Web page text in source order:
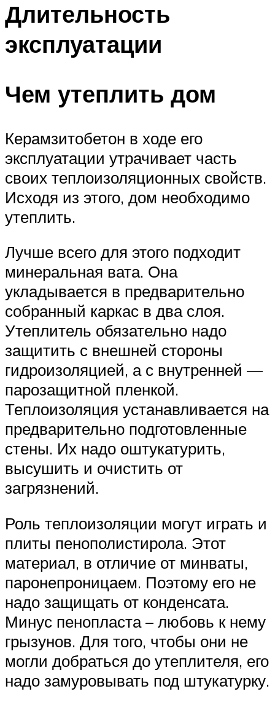
Длительность
эксплуатации
Чем утеплить дом
Керамзитобетон в ходе его
эксплуатации утрачивает часть
своих теплоизоляционных свойств.
Исходя из этого, дом необходимо
утеплить.
Лучше всего для этого подходит
минеральная вата. Она
укладывается в предварительно
собранный каркас в два слоя.
Утеплитель обязательно надо
защитить с внешней стороны
гидроизоляцией, а с внутренней —
парозащитной пленкой.
Теплоизоляция устанавливается на
предварительно подготовленные
стены. Их надо оштукатурить,
высушить и очистить от
загрязнений.
Роль теплоизоляции могут играть и
плиты пенополистирола. Этот
материал, в отличие от минваты,
паронепроницаем. Поэтому его не
надо защищать от конденсата.
Минус пенопласта – любовь к нему
грызунов. Для того, чтобы они не
могли добраться до утеплителя, его
надо замуровывать под штукатурку.